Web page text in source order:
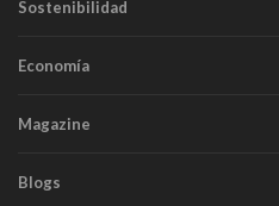
Sostenibilidad
Economía
Magazine
Blogs